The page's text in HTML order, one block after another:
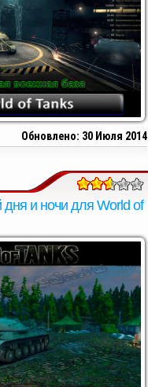
Обновлено: 30 Июля 2014
дня и ночи для World of